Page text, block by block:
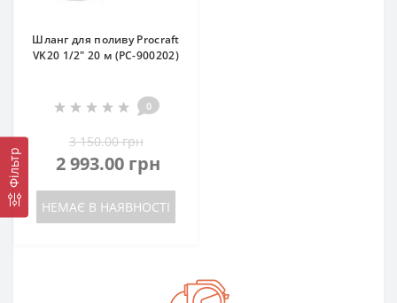
Фільтр
Шланг для поливу Procraft
VK20 1/2" 20 м (PC-900202)
0
3 150.00 грн
2 993.00 грн
НЕМАЄ В НАЯВНОСТІ